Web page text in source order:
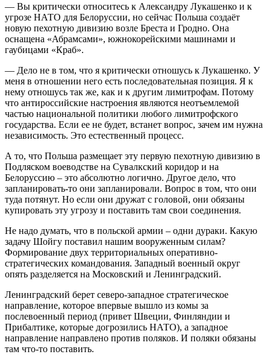
— Вы критически относитесь к Александру Лукашенко и к
угрозе НАТО для Белоруссии, но сейчас Польша создаёт
новую пехотную дивизию возле Бреста и Гродно. Она
оснащена «Абрамсами», южнокорейскими машинами и
гаубицами «Краб».
— Дело не в том, что я критически отношусь к Лукашенко. У
меня в отношении него есть последовательная позиция. Я к
нему отношусь так же, как и к другим лимитрофам. Потому
что антироссийские настроения являются неотъемлемой
частью национальной политики любого лимитрофского
государства. Если ее не будет, встанет вопрос, зачем им нужна
независимость. Это естественный процесс.
А то, что Польша размещает эту первую пехотную дивизию в
Подляском воеводстве на Сувалкский коридор и на
Белоруссию – это абсолютно логично. Другое дело, что
запланировать-то они запланировали. Вопрос в том, что они
туда потянут. Но если они дружат с головой, они обязаны
купировать эту угрозу и поставить там свои соединения.
Не надо думать, что в польской армии – одни дураки. Какую
задачу Шойгу поставил нашим вооруженным силам?
Формирование двух территориальных оперативно-
стратегических командования. Западный военный округ
опять разделяется на Московский и Ленинградский.
Ленинградский берет северо-западное стратегическое
направление, которое впервые вышло из комы за
послевоенный период (привет Швеции, Финляндии и
Прибалтике, которые догрозились НАТО), а западное
направление направлено против поляков. И поляки обязаны
там что-то поставить.